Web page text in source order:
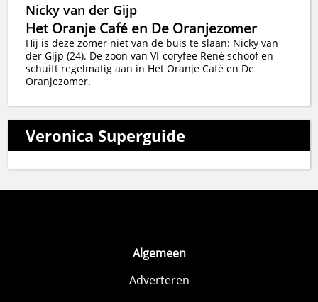
Nicky van der Gijp
Het Oranje Café en De Oranjezomer
Hij is deze zomer niet van de buis te slaan: Nicky van
der Gijp (24). De zoon van VI-coryfee René schoof en
schuift regelmatig aan in Het Oranje Café en De
Oranjezomer.
Veronica Superguide
Algemeen
Adverteren